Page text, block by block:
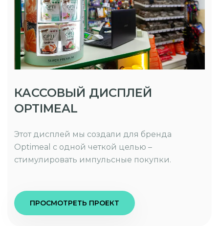
КАССОВЫЙ ДИСПЛЕЙ
OPTIMEAL
Этот дисплей мы создали для бренда
Optimeal с одной четкой целью –
стимулировать импульсные покупки.
ПРОСМОТРЕТЬ ПРОЕКТ